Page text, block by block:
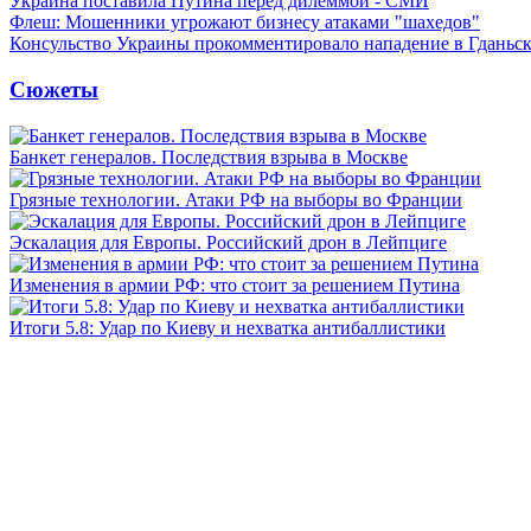
Флеш: Мошенники угрожают бизнесу атаками "шахедов"
Консульство Украины прокомментировало нападение в
Сюжеты
Банкет генералов. Последствия взрыва в Москве
Грязные технологии. Атаки РФ на выборы во Франции
Эскалация для Европы. Российский дрон в Лейпциге
Изменения в армии РФ: что стоит за решением Путина
Итоги 5.8: Удар по Киеву и нехватка антибаллистики